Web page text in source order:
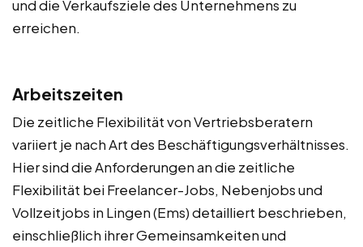
und die Verkaufsziele des Unternehmens zu
erreichen.
Arbeitszeiten
Die zeitliche Flexibilität von Vertriebsberatern
variiert je nach Art des Beschäftigungsverhältnisses.
Hier sind die Anforderungen an die zeitliche
Flexibilität bei Freelancer-Jobs, Nebenjobs und
Vollzeitjobs in Lingen (Ems) detailliert beschrieben,
einschließlich ihrer Gemeinsamkeiten und